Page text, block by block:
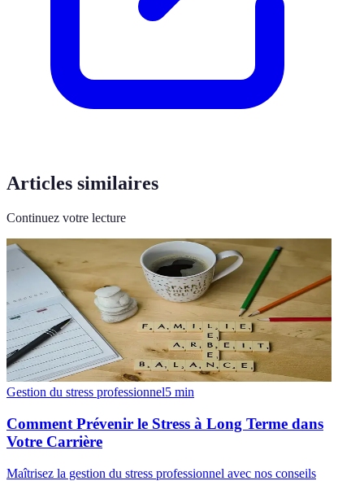
Articles similaires
Continuez votre lecture
Gestion du stress professionnel5 min
Comment Prévenir le Stress à Long Terme dans
Votre Carrière
Maîtrisez la gestion du stress professionnel avec nos conseils